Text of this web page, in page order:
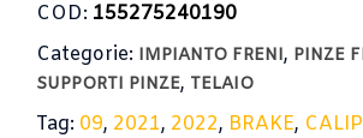
COD: 155275240190
Categorie: IMPIANTO FRENI, PINZE
SUPPORTI PINZE, TELAIO
Tag: 09, 2021, 2022, BRAKE,